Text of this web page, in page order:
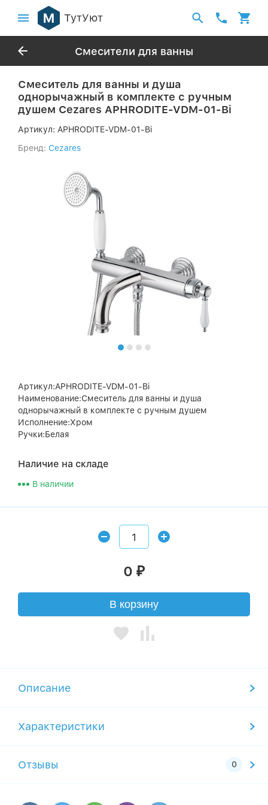
ТутУют
Смесители для ванны
Смеситель для ванны и душа
однорычажный в комплекте с ручным
душем Cezares APHRODITE-VDM-01-Bi
Артикул: APHRODITE-VDM-01-Bi
Бренд: Cezares
Артикул:APHRODITE-VDM-01-Bi
Наименование:Смеситель для ванны и душа
однорычажный в комплекте с ручным душем
Исполнение:Хром
Ручки:Белая
Наличие на складе
В наличии
0 ₽
В корзину
Описание
Характеристики
Отзывы